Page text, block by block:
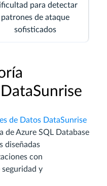
para detectar
patrones de ataque
sofisticados
de Datos DataSunrise
de Azure SQL Database
diseñadas
con
y